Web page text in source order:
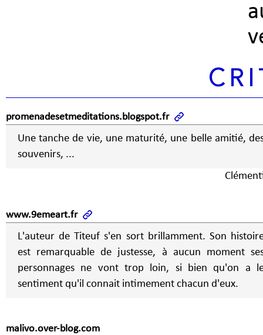
promenadesetmeditations.blogspot.fr
Une tanche de vie, une maturité, une belle amitié,
souvenirs, ...
www.9emeart.fr
L'auteur de Titeuf s'en sort brillamment. Son
est remarquable de justesse, à aucun moment
personnages ne vont trop loin, si bien qu'on a
sentiment qu'il connait intimement chacun d'eux.
malivo.over-blog.com